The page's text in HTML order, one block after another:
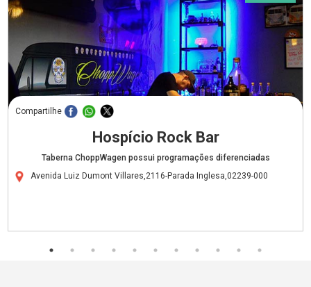
Compartilhe
Hospício Rock Bar
Taberna ChoppWagen possui programações diferenciadas
Avenida Luiz Dumont Villares,2116-Parada Inglesa,02239-000